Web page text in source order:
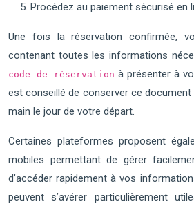
Procédez au paiement sécurisé en
Une fois la réservation confirmée,
contenant toutes les informations
code de réservation à présenter à
est conseillé de conserver ce document
main le jour de votre départ.
Certaines plateformes proposent
mobiles permettant de gérer
d’accéder rapidement à vos
peuvent s’avérer particulièrement